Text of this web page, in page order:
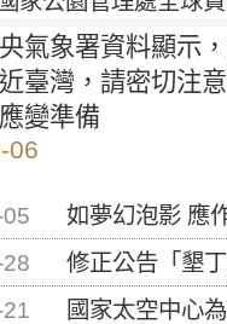
氣象署資料顯示
臺灣，請密切注
變準備
06
如夢幻泡影 應
修正公告「墾丁國家公園限制水域遊憩活動之種
國家太空中心為辦理2026台灣盃火箭競賽，陸、海、空